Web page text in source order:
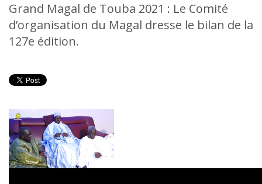
Grand Magal de Touba 2021 : Le Comité
d’organisation du Magal dresse le bilan de la
127e édition.